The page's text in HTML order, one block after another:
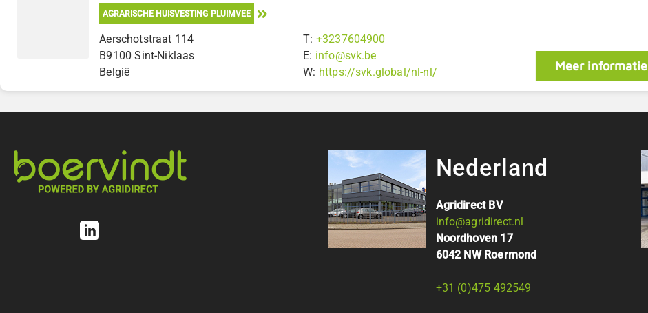
AGRARISCHE HUISVESTING PLUIMVEE
Aerschotstraat 114
B9100 Sint-Niklaas
België
T: +3237604900
E: info@svk.be
W: https://svk.global/nl-nl/ Meer informatie
Nederland
Agridirect BV
info@agridirect.nl
Noordhoven 17
6042 NW Roermond
+31 (0)475 492549